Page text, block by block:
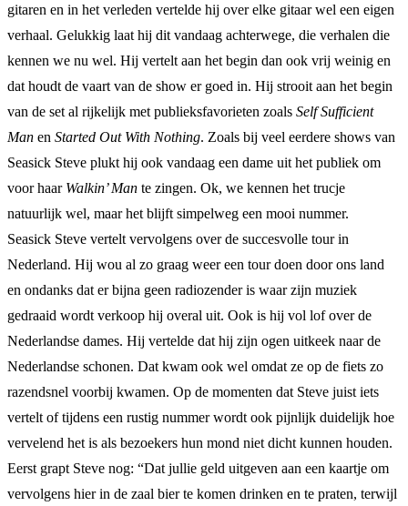
gitaren en in het verleden vertelde hij over elke gitaar wel een eigen
verhaal. Gelukkig laat hij dit vandaag achterwege, die verhalen die
kennen we nu wel. Hij vertelt aan het begin dan ook vrij weinig en
dat houdt de vaart van de show er goed in. Hij strooit aan het begin
van de set al rijkelijk met publieksfavorieten zoals Self Sufficient
Man en Started Out With Nothing. Zoals bij veel eerdere shows van
Seasick Steve plukt hij ook vandaag een dame uit het publiek om
voor haar Walkin’ Man te zingen. Ok, we kennen het trucje
natuurlijk wel, maar het blijft simpelweg een mooi nummer.
Seasick Steve vertelt vervolgens over de succesvolle tour in
Nederland. Hij wou al zo graag weer een tour doen door ons land
en ondanks dat er bijna geen radiozender is waar zijn muziek
gedraaid wordt verkoop hij overal uit. Ook is hij vol lof over de
Nederlandse dames. Hij vertelde dat hij zijn ogen uitkeek naar de
Nederlandse schonen. Dat kwam ook wel omdat ze op de fiets zo
razendsnel voorbij kwamen. Op de momenten dat Steve juist iets
vertelt of tijdens een rustig nummer wordt ook pijnlijk duidelijk hoe
vervelend het is als bezoekers hun mond niet dicht kunnen houden.
Eerst grapt Steve nog: “Dat jullie geld uitgeven aan een kaartje om
vervolgens hier in de zaal bier te komen drinken en te praten, terwijl